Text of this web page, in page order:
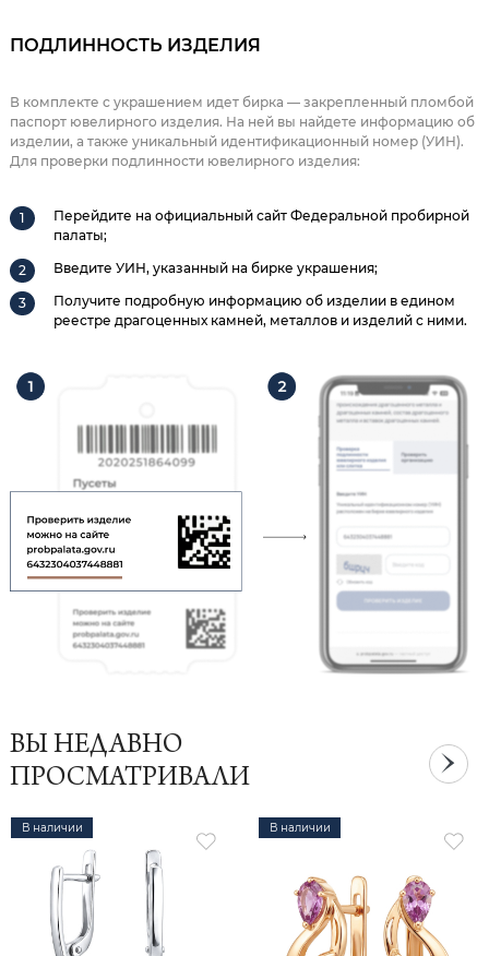
ПОДЛИННОСТЬ ИЗДЕЛИЯ
В комплекте с украшением идет бирка — закрепленный пломбой
паспорт ювелирного изделия. На ней вы найдете информацию об
изделии, а также уникальный идентификационный номер (УИН).
Для проверки подлинности ювелирного изделия:
Перейдите на официальный сайт Федеральной пробирной
палаты;
Введите УИН, указанный на бирке украшения;
Получите подробную информацию об изделии в едином
реестре драгоценных камней, металлов и изделий с ними.
ВЫ НЕДАВНО
ПРОСМАТРИВАЛИ
В наличии В наличии